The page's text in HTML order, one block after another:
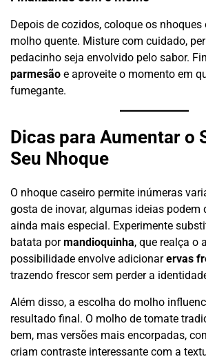
Depois de cozidos, coloque os
molho quente. Misture com cuidado,
pedacinho seja envolvido pelo sabor.
parmesão e aproveite o momento em
fumegante.
Dicas para Aumentar o
Seu Nhoque
O nhoque caseiro permite inúmeras
gosta de inovar, algumas ideias podem
ainda mais especial. Experimente
batata pormandioquinha, que realça o
possibilidade envolve adicionarervas
trazendo frescor sem perder a
Além disso, a escolha do molho
resultado final. O molho de tomate
bem, mas versões mais encorpadas,
criam contraste interessante com a